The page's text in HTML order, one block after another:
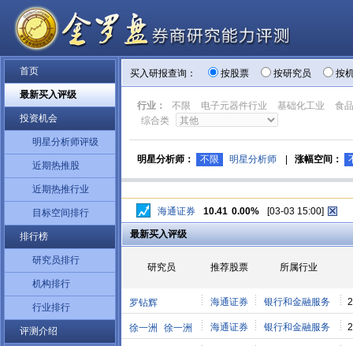
首页
最新买入评级
投资机会
明星分析师评级
近期热推股
近期热推行业
目标空间排行
排行榜
研究员排行
机构排行
行业排行
评测介绍
买入研报查询： 按股票 按研究员 按
行业： 不限 电子元器件行业 基础化工业
食
综合类
明星分析师： 不限 明星分析师 涨幅空间：
海通证券 10.41 0.00% [03-03 15:00]
最新买入评级
研究员 推荐股票 所属行业
罗钻辉 海通证券 银行和金融服务
徐一洲 徐一洲 海通证券 银行和金融服务